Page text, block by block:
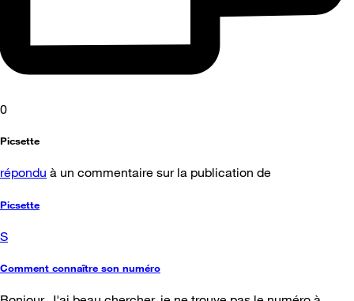
0
Picsette
répondu à un commentaire sur la publication de
Picsette
S
Comment connaître son numéro